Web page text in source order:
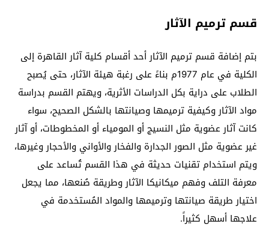
قسم ترميم الآثار
بتم إضافة قسم ترميم الآثار أحد أقسام كلية آثار القاهرة إلى
الكلية في عام 1977م بناءً على رغبة هيئة الآثار، حتى يُصبح
الطلاب على دراية بكل الدراسات الأثرية، ويهتم القسم بدراسة
مواد الآثار وكيفية ترميمها وصيانتها بالشكل الصحيح، سواء
كانت آثار عضوية مثل النسيج أو المومياء أو المخطوطات، أو آثار
غير عضوية مثل الصور الجدارة والفخار والأواني والأحجار وغيرها،
ويتم استخدام تقنيات حديثة في هذا القسم تُساعد على
معرفة التلف وفهم ميكانيكا الآثار وطريقة صُنعها، مما يجعل
اختيار طريقة صيانتها وترميمها والمواد المُستخدمة في
علاجها أسهل كثيراً.